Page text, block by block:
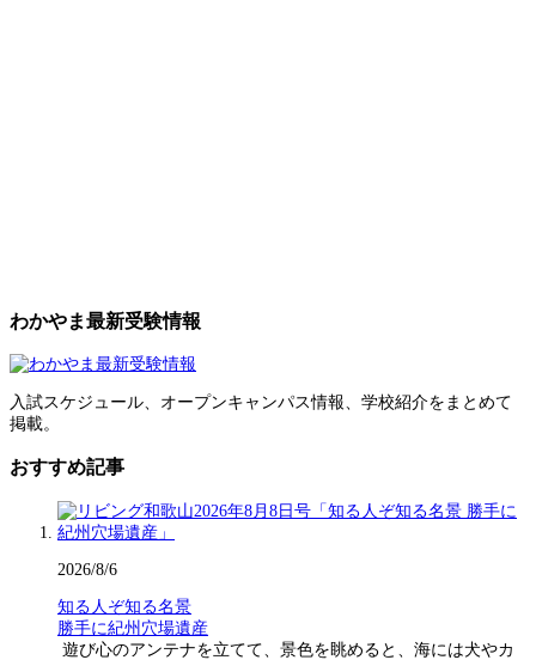
わかやま最新受験情報
入試スケジュール、オープンキャンパス情報、学校紹介をまとめて
掲載。
おすすめ記事
2026/8/6
知る人ぞ知る名景
勝手に紀州穴場遺産
遊び心のアンテナを立てて、景色を眺めると、海には犬やカ